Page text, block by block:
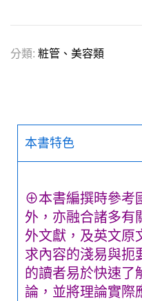
分類: 粧管、美容類
本書特色
⊕本書編撰時參考
外，亦融合諸多有
外文獻，及英文原
求內容的淺易與扼
的讀者易於快速了
論，並將理論實際